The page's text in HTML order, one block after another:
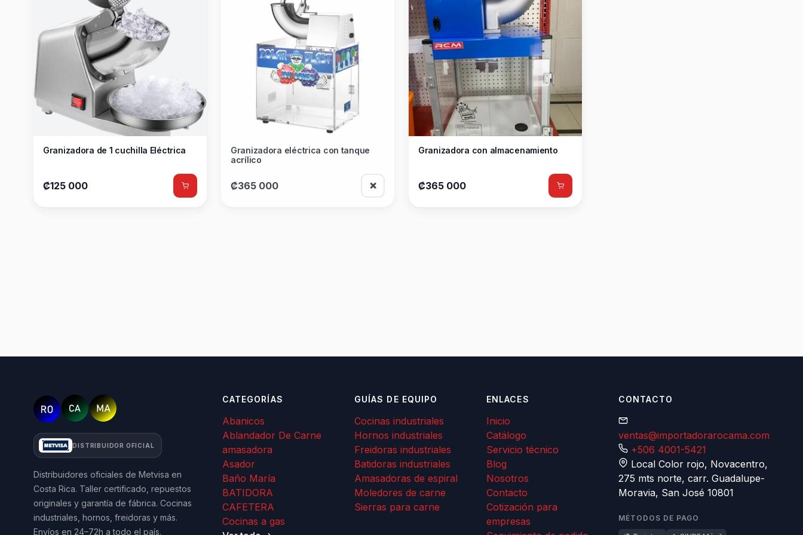
Granizadora de 1 cuchilla Eléctrica
₡125 000
Granizadora eléctrica con tanque
acrílico
₡365 000 ❌
Granizadora con almacenamiento
₡365 000
DISTRIBUIDOR OFICIAL
Distribuidores oficiales de Metvisa en
Costa Rica. Taller certificado, repuestos
originales y garantía de fábrica. Cocinas
industriales, hornos, freidoras y más.
Envíos en 24–72h a todo el país.
CATEGORÍAS
Abanicos
Ablandador De Carne
amasadora
Asador
Baño María
BATIDORA
CAFETERA
Cocinas a gas
GUÍAS DE EQUIPO
Cocinas industriales
Hornos industriales
Freidoras industriales
Batidoras industriales
Amasadoras de espiral
Moledores de carne
Sierras para carne
ENLACES
Inicio
Catálogo
Servicio técnico
Blog
Nosotros
Contacto
Cotización para
empresas
CONTACTO
ventas@importadorarocama.com
+506 4001-5421
Local Color rojo, Novacentro,
275 mts norte, carr. Guadalupe-
Moravia, San José 10801
MÉTODOS DE PAGO